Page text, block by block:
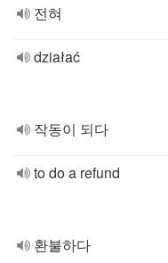
전혀
działać
작동이 되다
to do a refund
환불하다